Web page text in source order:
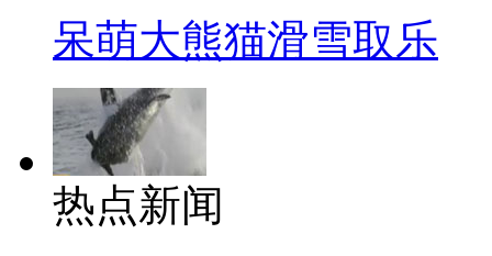
呆萌大熊猫滑雪取乐
热点新闻